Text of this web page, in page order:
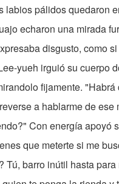
labios pálidos quedaron
echaron una mirada
disgusto, como
yueh irguió su cuerpo
fijamente. "Habrá
a hablarme de ese
Con energía apoyó
que meterte si me
Tú, barro inútil hasta